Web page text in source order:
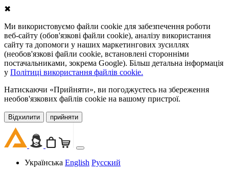
✖
Ми використовуємо файли cookie для забезпечення роботи
веб-сайту (обов'язкові файли cookie), аналізу використання
сайту та допомоги у наших маркетингових зусиллях
(необов'язкові файли cookie, встановлені сторонніми
постачальниками, зокрема Google). Більш детальна інформація
у Політиці використання файлів cookie.
Натискаючи «Прийняти», ви погоджуєтесь на збереження
необов'язкових файлів cookie на вашому пристрої.
Відхилити прийняти
Українська English Русский